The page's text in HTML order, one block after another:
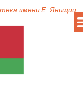
имени Е. Янищиц